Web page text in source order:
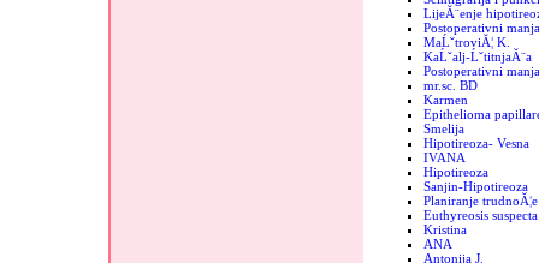
LijeĂ¨enje
Postoperativni
MaĹˇtroviĂ¦ K.
KaĹˇalj-ĹˇtitnjaĂ¨a
Postoperativni
mr.sc. BD
Karmen
Epithelioma
Smelija
Hipotireoza- Vesna
IVANA
Hipotireoza
Sanjin-Hipotireoza
Planiranje trudnoĂ¦e
Euthyreosis suspecta
Kristina
ANA
Antonija J.